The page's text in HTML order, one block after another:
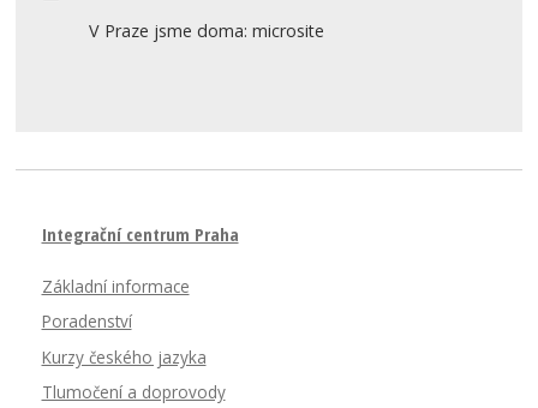
V Praze jsme doma: microsite
Integrační centrum Praha
Základní informace
Poradenství
Kurzy českého jazyka
Tlumočení a doprovody